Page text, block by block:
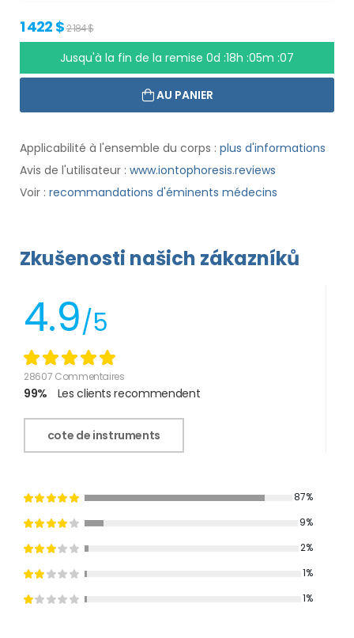
1 422 $2 184 $
Jusqu'à la fin de la remise 0d :18h :05m :06
AU PANIER
Applicabilité à l'ensemble du corps : plus d'informations
Avis de l'utilisateur : www.iontophoresis.reviews
Voir : recommandations d'éminents médecins
Zkušenosti našich zákazníků
4.9/5
28607 Commentaires
99% Les clients recommendent
cote de instruments
87%
9%
2%
1%
1%